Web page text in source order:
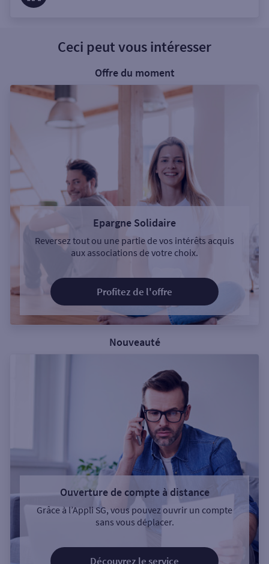
Ceci peut vous intéresser
Offre du moment
Epargne Solidaire
Reversez tout ou une partie de vos intérêts acquis
aux associations de votre choix.
Profitez de l'offre
Nouveauté
Ouverture de compte à distance
Grâce à l’Appli SG, vous pouvez ouvrir un compte
sans vous déplacer.
Découvrez le service